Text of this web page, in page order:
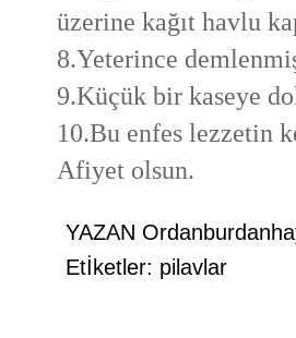
üzerine kağıt havlu
8.Yeterince
9.Küçük bir kaseye
10.Bu enfes lezzetin
Afiyet olsun.
YAZAN
Etİketler: pilavlar